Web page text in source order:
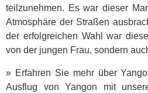
teilzunehmen. Es war dieser
Atmosphäre der Straßen
der erfolgreichen Wahl war
von der jungen Frau, sondern
» Erfahren Sie mehr über
Ausflug von Yangon mit